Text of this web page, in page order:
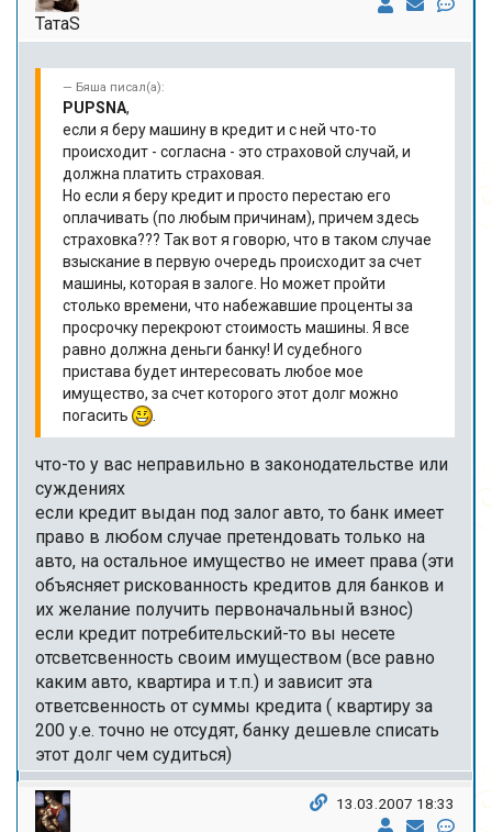
ТатаS
Бяша писал(а):
PUPSNA,
если я беру машину в кредит и с ней что-то
происходит - согласна - это страховой случай, и
должна платить страховая.
Но если я беру кредит и просто перестаю его
оплачивать (по любым причинам), причем здесь
страховка??? Так вот я говорю, что в таком случае
взыскание в первую очередь происходит за счет
машины, которая в залоге. Но может пройти
столько времени, что набежавшие проценты за
просрочку перекроют стоимость машины. Я все
равно должна деньги банку! И судебного
пристава будет интересовать любое мое
имущество, за счет которого этот долг можно
погасить
что-то у вас неправильно в законодательстве или
суждениях
если кредит выдан под залог авто, то банк имеет
право в любом случае претендовать только на
авто, на остальное имущество не имеет права (эти
объясняет рискованность кредитов для банков и
их желание получить первоначальный взнос)
если кредит потребительский-то вы несете
отсветсвенность своим имуществом (все равно
каким авто, квартира и т.п.) и зависит эта
ответсвенность от суммы кредита ( квартиру за
200 у.е. точно не отсудят, банку дешевле списать
этот долг чем судиться)
13.03.2007 18:33